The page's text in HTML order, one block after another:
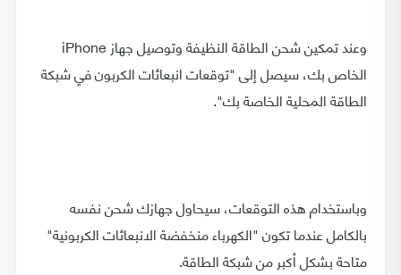
وعند تمكين شحن الطاقة النظيفة وتوصيل جهاز iPhone
الخاص بك، سيصل إلى "توقعات انبعاثات الكربون في شبكة
الطاقة المحلية الخاصة بك".
وباستخدام هذه التوقعات، سيحاول جهازك شحن نفسه
بالكامل عندما تكون "الكهرباء منخفضة الانبعاثات الكربونية"
متاحة بشكل أكبر من شبكة الطاقة.